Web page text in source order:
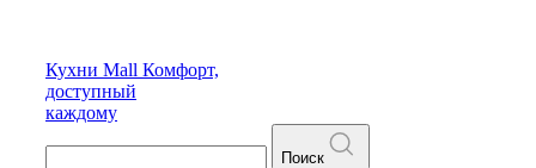
Кухни Mall Комфорт,
доступный
каждому
Поиск